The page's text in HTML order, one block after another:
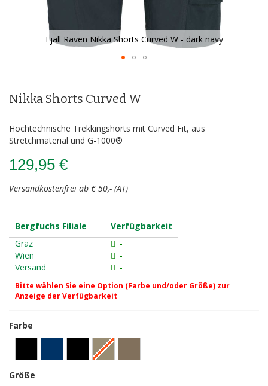
Fjäll Räven Nikka Shorts Curved W - dark navy
der
Nikka Shorts Curved W
Hochtechnische Trekkingshorts mit Curved Fit, aus
Stretchmaterial und G-1000®
129,95 €
Versandkostenfrei ab € 50,- (AT)
Bergfuchs Filiale
Verfügbarkeit
Graz
-
Wien
-
Versand
-
Bitte wählen Sie eine Option (Farbe und/oder Größe) zur
Anzeige der Verfügbarkeit
Farbe
Größe